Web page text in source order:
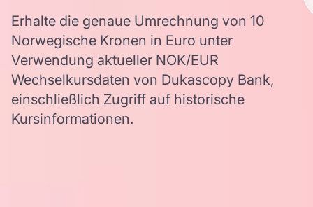
Erhalte die genaue Umrechnung von 10
Norwegische Kronen in Euro unter
Verwendung aktueller NOK/EUR
Wechselkursdaten von Dukascopy Bank,
einschließlich Zugriff auf historische
Kursinformationen.